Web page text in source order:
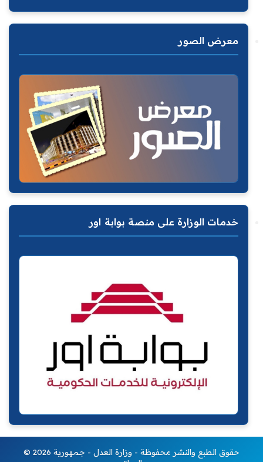
معرض الصور
خدمات الوزارة على منصة بوابة اور
© 2026 حقوق الطبع والنشر محفوظة - وزارة العدل - جمهورية